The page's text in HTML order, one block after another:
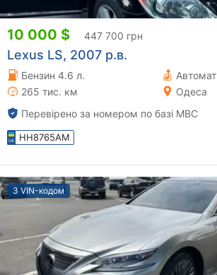
10 000 $ 447 700 грн
Lexus LS, 2007 р.в.
Бензин 4.6 л.
Автомат
265 тис. км
Одеса
Перевірено за номером по базі МВС
HH8765AM
З VIN-кодом